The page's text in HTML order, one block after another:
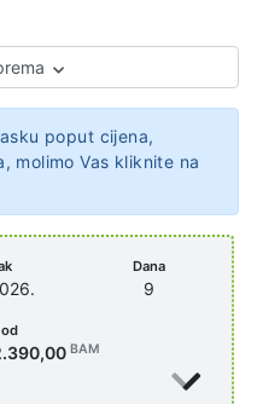
poput cijena,
molimo Vas kliknite na
Dana
9
BAM